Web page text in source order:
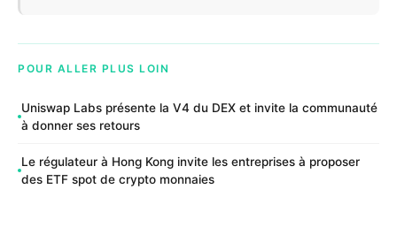
POUR ALLER PLUS LOIN
Uniswap Labs présente la V4 du DEX et invite la communauté
à donner ses retours
Le régulateur à Hong Kong invite les entreprises à proposer
des ETF spot de crypto monnaies